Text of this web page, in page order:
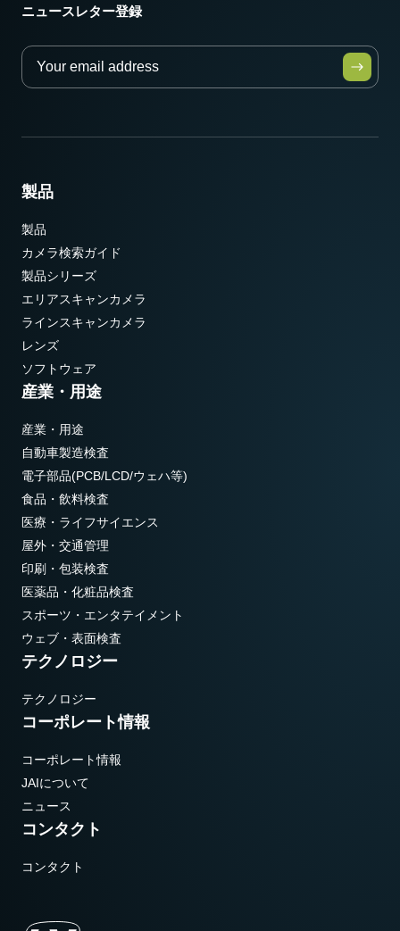
ニュースレター登録
製品
製品
カメラ検索ガイド
製品シリーズ
エリアスキャンカメラ
ラインスキャンカメラ
レンズ
ソフトウェア
産業・用途
産業・用途
自動車製造検査
電子部品(PCB/LCD/ウェハ等)
食品・飲料検査
医療・ライフサイエンス
屋外・交通管理
印刷・包装検査
医薬品・化粧品検査
スポーツ・エンタテイメント
ウェブ・表面検査
テクノロジー
テクノロジー
コーポレート情報
コーポレート情報
JAIについて
ニュース
コンタクト
コンタクト